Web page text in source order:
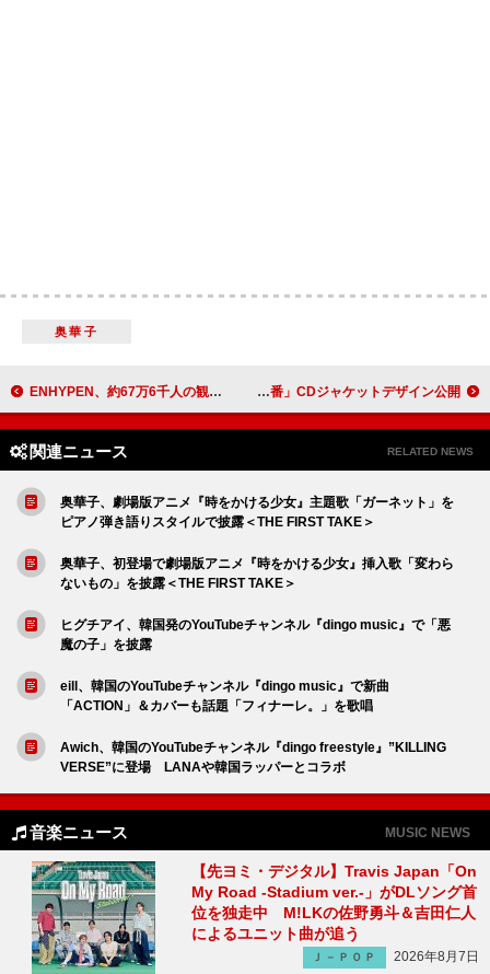
奥華子
ENHYPEN、約67万6千人の観客と共にした自身最大規模のワールドツアー完走「僕たちの公演が明日を生きる力になりますように」 カラノア、TVアニメ『ガチアクタ』第2クールED主題歌「番」CDジャケットデザイン公開
関連ニュース RELATED NEWS
奥華子、劇場版アニメ『時をかける少女』主題歌「ガーネット」を
ピアノ弾き語りスタイルで披露＜THE FIRST TAKE＞
奥華子、初登場で劇場版アニメ『時をかける少女』挿入歌「変わら
ないもの」を披露＜THE FIRST TAKE＞
ヒグチアイ、韓国発のYouTubeチャンネル『dingo music』で「悪
魔の子」を披露
eill、韓国のYouTubeチャンネル『dingo music』で新曲
「ACTION」＆カバーも話題「フィナーレ。」を歌唱
Awich、韓国のYouTubeチャンネル『dingo freestyle』”KILLING
VERSE”に登場 LANAや韓国ラッパーとコラボ
音楽ニュース MUSIC NEWS
【先ヨミ・デジタル】Travis Japan「On
My Road -Stadium ver.-」がDLソング首
位を独走中 M!LKの佐野勇斗＆吉田仁人
によるユニット曲が追う
Ｊ－ＰＯＰ 2026年8月7日